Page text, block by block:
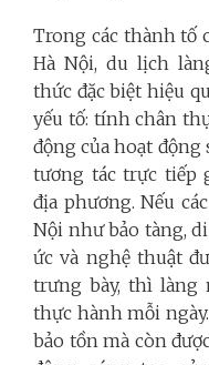
Trong các thành tố
Hà Nội, du lịch
thức đặc biệt hiệu
yếu tố: tính chân
động của hoạt động
tương tác trực tiếp
địa phương. Nếu
Nội như bảo tàng,
ức và nghệ thuật
trưng bày, thì làng
thực hành mỗi
bảo tồn mà còn